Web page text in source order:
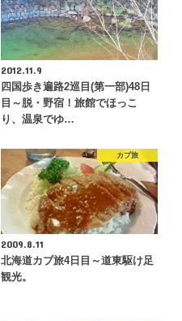
2012.11.9
四国歩き遍路2巡目(第一部)48日
目～脱・野宿！旅館でほっこ
り、温泉でゆ…
カブ旅
2009.8.11
北海道カブ旅4日目～道東駆け足
観光。